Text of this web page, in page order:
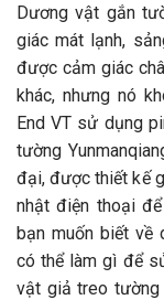
Dương vật gắn
giác mát lạnh,
được cảm giác
khác, nhưng nó
End VT sử dụng
tường
đại, được thiết kế
nhật điện thoại
bạn muốn biết về
có thể làm gì để
vật giả treo tường